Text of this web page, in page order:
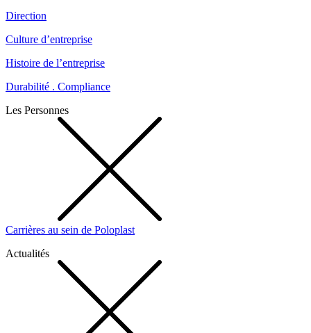
Direction
Culture d’entreprise
Histoire de l’entreprise
Durabilité . Compliance
Les Personnes
Carrières au sein de Poloplast
Actualités